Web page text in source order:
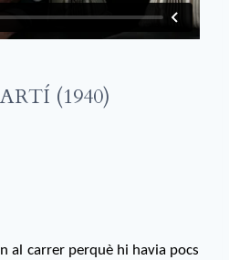
(1940)
al carrer perquè hi havia pocs